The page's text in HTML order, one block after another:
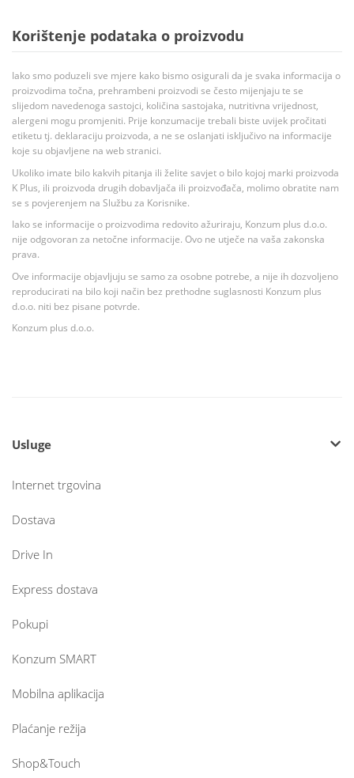
Korištenje podataka o proizvodu
Iako smo poduzeli sve mjere kako bismo osigurali da je svaka informacija o
proizvodima točna, prehrambeni proizvodi se često mijenjaju te se
slijedom navedenoga sastojci, količina sastojaka, nutritivna vrijednost,
alergeni mogu promjeniti. Prije konzumacije trebali biste uvijek pročitati
etiketu tj. deklaraciju proizvoda, a ne se oslanjati isključivo na informacije
koje su objavljene na web stranici.
Ukoliko imate bilo kakvih pitanja ili želite savjet o bilo kojoj marki proizvoda
K Plus, ili proizvoda drugih dobavljača ili proizvođača, molimo obratite nam
se s povjerenjem na Službu za Korisnike.
Iako se informacije o proizvodima redovito ažuriraju, Konzum plus d.o.o.
nije odgovoran za netočne informacije. Ovo ne utječe na vaša zakonska
prava.
Ove informacije objavljuju se samo za osobne potrebe, a nije ih dozvoljeno
reproducirati na bilo koji način bez prethodne suglasnosti Konzum plus
d.o.o. niti bez pisane potvrde.
Konzum plus d.o.o.
Usluge
Internet trgovina
Dostava
Drive In
Express dostava
Pokupi
Konzum SMART
Mobilna aplikacija
Plaćanje režija
Shop&Touch